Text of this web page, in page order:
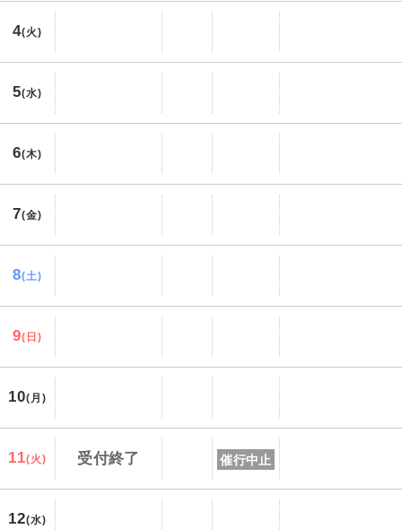
4(火)
5(水)
6(木)
7(金)
8(土)
9(日)
10(月)
11(火) 受付終了 催行中止
12(水)